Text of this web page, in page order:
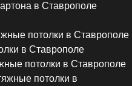
в Ставрополе
потолки в Ставрополе
в Ставрополе
потолки в Ставрополе
потолки в